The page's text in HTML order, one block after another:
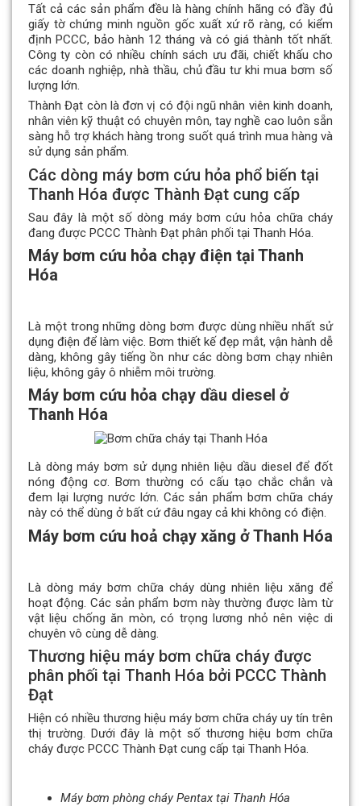
Tất cả các sản phẩm đều là hàng chính hãng có đầy đủ
giấy tờ chứng minh nguồn gốc xuất xứ rõ ràng, có kiểm
định PCCC, bảo hành 12 tháng và có giá thành tốt nhất.
Công ty còn có nhiều chính sách ưu đãi, chiết khấu cho
các doanh nghiệp, nhà thầu, chủ đầu tư khi mua bơm số
lượng lớn.
Thành Đạt còn là đơn vị có đội ngũ nhân viên kinh doanh,
nhân viên kỹ thuật có chuyên môn, tay nghề cao luôn sẵn
sàng hỗ trợ khách hàng trong suốt quá trình mua hàng và
sử dụng sản phẩm.
Các dòng máy bơm cứu hỏa phổ biến tại
Thanh Hóa được Thành Đạt cung cấp
Sau đây là một số dòng máy bơm cứu hỏa chữa cháy
đang được PCCC Thành Đạt phân phối tại Thanh Hóa.
Máy bơm cứu hỏa chạy điện tại Thanh
Hóa
Là một trong những dòng bơm được dùng nhiều nhất sử
dụng điện để làm việc. Bơm thiết kế đẹp mắt, vận hành dễ
dàng, không gây tiếng ồn như các dòng bơm chạy nhiên
liệu, không gây ô nhiễm môi trường.
Máy bơm cứu hỏa chạy dầu diesel ở
Thanh Hóa
Là dòng máy bơm sử dụng nhiên liệu dầu diesel để đốt
nóng động cơ. Bơm thường có cấu tạo chắc chắn và
đem lại lượng nước lớn. Các sản phẩm bơm chữa cháy
này có thể dùng ở bất cứ đâu ngay cả khi không có điện.
Máy bơm cứu hoả chạy xăng ở Thanh Hóa
Là dòng máy bơm chữa cháy dùng nhiên liệu xăng để
hoạt động. Các sản phẩm bơm này thường được làm từ
vật liệu chống ăn mòn, có trọng lương nhỏ nên việc di
chuyên vô cùng dễ dàng.
Thương hiệu máy bơm chữa cháy được
phân phối tại Thanh Hóa bởi PCCC Thành
Đạt
Hiện có nhiều thương hiệu máy bơm chữa cháy uy tín trên
thị trường. Dưới đây là một số thương hiệu bơm chữa
cháy được PCCC Thành Đạt cung cấp tại Thanh Hóa.
Máy bơm phòng cháy Pentax tại Thanh Hóa